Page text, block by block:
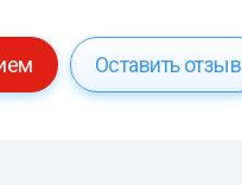
Оставить отзыв